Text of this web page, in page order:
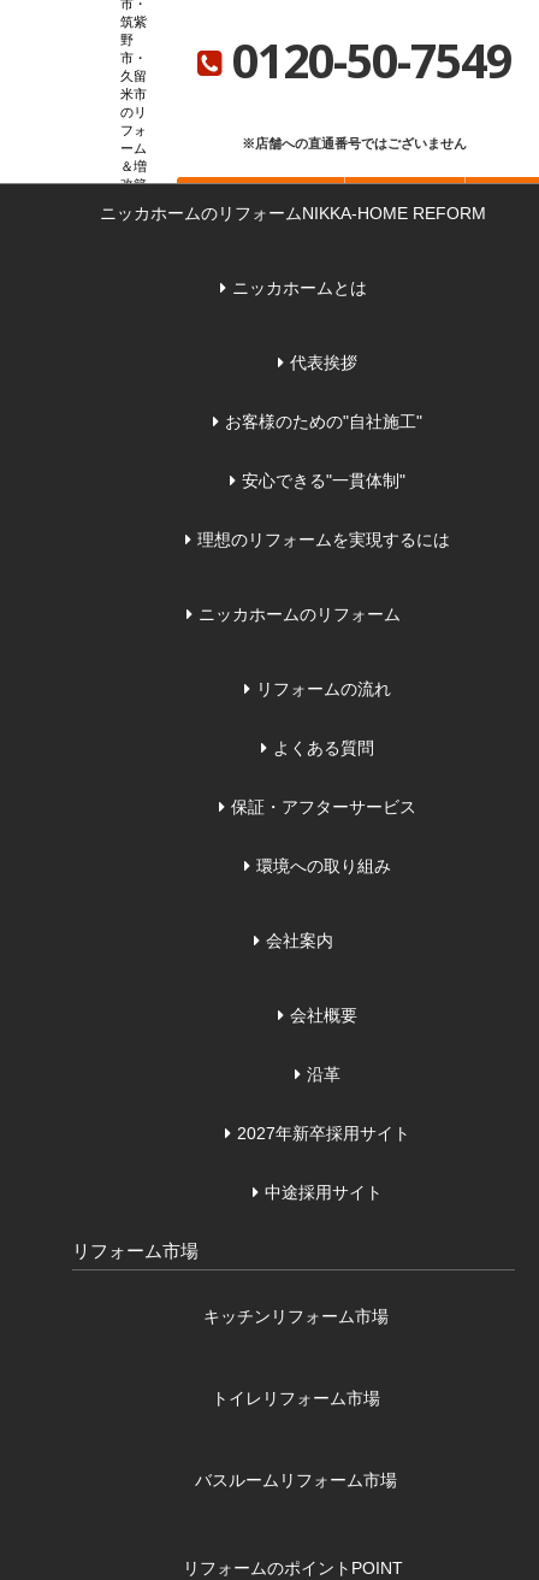
ニッカホーム総合サイト
市・
筑紫
野
市・
久留
米市
のリ
フォ
ーム
＆増
改築
ら
0120-50-7549
※店舗への直通番号ではございません
ニッカホームのリフォームNIKKA-HOME REFORM
ニッカホームとは
代表挨拶
お客様のための"自社施工"
安心できる"一貫体制"
理想のリフォームを実現するには
ニッカホームのリフォーム
リフォームの流れ
よくある質問
保証・アフターサービス
環境への取り組み
会社案内
会社概要
沿革
2027年新卒採用サイト
中途採用サイト
リフォーム市場
キッチンリフォーム市場
トイレリフォーム市場
バスルームリフォーム市場
リフォームのポイント POINT